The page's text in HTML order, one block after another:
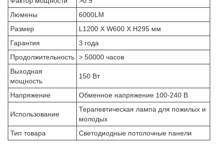
Люмены
6000LM
Размер
L1200 X W600 X H295 мм
Гарантия
3 года
Продолжительность > 50000 часов
Выходная
мощность
150 Вт
Напряжение Обменное напряжение 100-240 В
Использование
Терапевтическая лампа для пожилых и
молодых
Тип товара
Светодиодные потолочные панели